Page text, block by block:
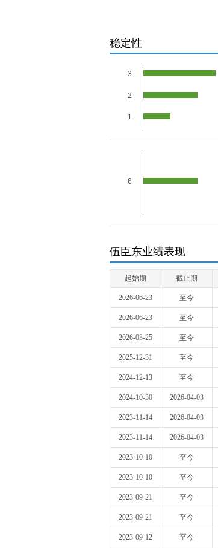
稳定性
3
2
1
6
伍臣东业绩表现
起始期 截止期
2026-06-23 至今
2026-06-23 至今
2026-03-25 至今
2025-12-31 至今
2024-12-13 至今
2024-10-30 2026-04-03
2023-11-14 2026-04-03
2023-11-14 2026-04-03
2023-10-10 至今
2023-10-10 至今
2023-09-21 至今
2023-09-21 至今
2023-09-12 至今